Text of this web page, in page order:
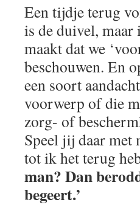
Een tijdje terug
is de duivel,
maakt dat we
beschouwen. En
een soort
voorwerp of die
zorg- of
Speel jij daar met
tot ik het terug
man? Dan
begeert.’